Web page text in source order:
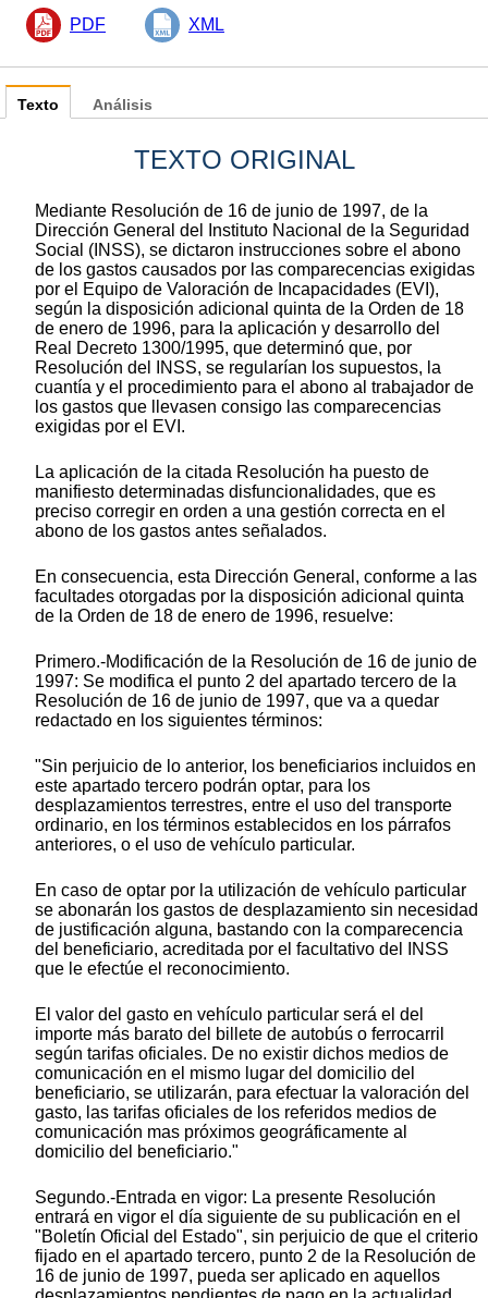
PDF XML
Texto
TEXTO ORIGINAL
Mediante Resolución de 16 de junio de 1997, de la
Dirección General del Instituto Nacional de la Seguridad
Social (INSS), se dictaron instrucciones sobre el abono
de los gastos causados por las comparecencias exigidas
por el Equipo de Valoración de Incapacidades (EVI),
según la disposición adicional quinta de la Orden de 18
de enero de 1996, para la aplicación y desarrollo del
Real Decreto 1300/1995, que determinó que, por
Resolución del INSS, se regularían los supuestos, la
cuantía y el procedimiento para el abono al trabajador de
los gastos que llevasen consigo las comparecencias
exigidas por el EVI.
La aplicación de la citada Resolución ha puesto de
manifiesto determinadas disfuncionalidades, que es
preciso corregir en orden a una gestión correcta en el
abono de los gastos antes señalados.
En consecuencia, esta Dirección General, conforme a las
facultades otorgadas por la disposición adicional quinta
de la Orden de 18 de enero de 1996, resuelve:
Primero.-Modificación de la Resolución de 16 de junio de
1997: Se modifica el punto 2 del apartado tercero de la
Resolución de 16 de junio de 1997, que va a quedar
redactado en los siguientes términos:
"Sin perjuicio de lo anterior, los beneficiarios incluidos en
este apartado tercero podrán optar, para los
desplazamientos terrestres, entre el uso del transporte
ordinario, en los términos establecidos en los párrafos
anteriores, o el uso de vehículo particular.
En caso de optar por la utilización de vehículo particular
se abonarán los gastos de desplazamiento sin necesidad
de justificación alguna, bastando con la comparecencia
del beneficiario, acreditada por el facultativo del INSS
que le efectúe el reconocimiento.
El valor del gasto en vehículo particular será el del
importe más barato del billete de autobús o ferrocarril
según tarifas oficiales. De no existir dichos medios de
comunicación en el mismo lugar del domicilio del
beneficiario, se utilizarán, para efectuar la valoración del
gasto, las tarifas oficiales de los referidos medios de
comunicación mas próximos geográficamente al
domicilio del beneficiario."
Segundo.-Entrada en vigor: La presente Resolución
entrará en vigor el día siguiente de su publicación en el
"Boletín Oficial del Estado", sin perjuicio de que el criterio
fijado en el apartado tercero, punto 2 de la Resolución de
16 de junio de 1997, pueda ser aplicado en aquellos
Análisis